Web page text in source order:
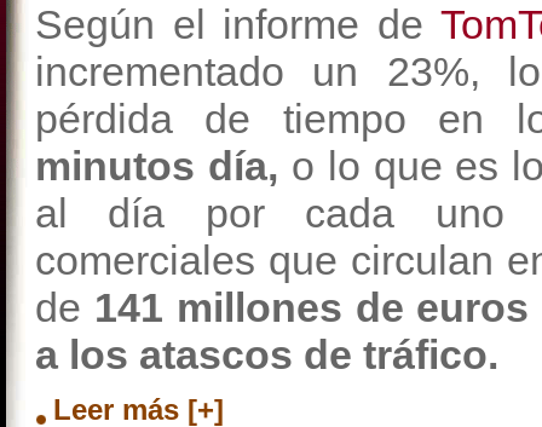
Según el informe de
incrementado un 23%,
pérdida de tiempo en
minutos día, o lo que es
al día por cada uno
comerciales que circulan
de 141 millones de
a los atascos de tráfico.
Leer más [+]